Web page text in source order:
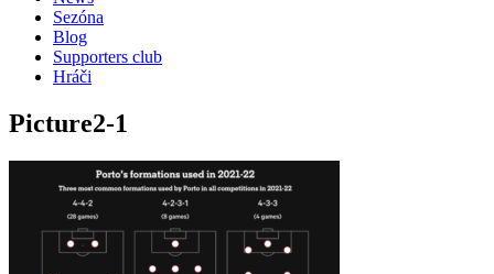
Sezóna
Blog
Supporters club
Hráči
Picture2-1